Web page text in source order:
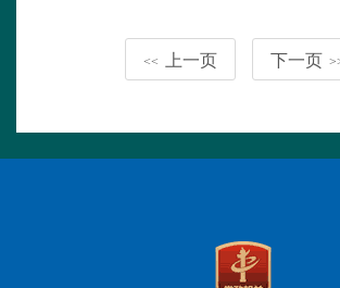
<< 上一页 下一页